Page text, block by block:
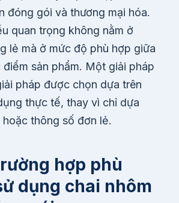
đóng gói và thương mại hóa.
quan trọng không nằm ở
lẻ mà ở mức độ phù hợp giữa
sản phẩm. Một giải pháp
pháp được chọn dựa trên
thực tế, thay vì chỉ dựa
thông số đơn lẻ.
hợp phù
dụng chai nhôm